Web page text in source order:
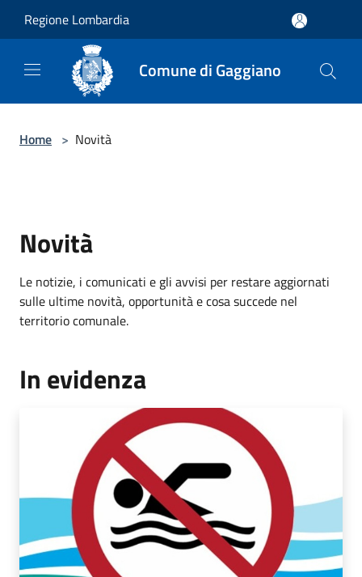
Regione Lombardia
Comune di Gaggiano
Home > Novità
Novità
Le notizie, i comunicati e gli avvisi per restare aggiornati
sulle ultime novità, opportunità e cosa succede nel
territorio comunale.
In evidenza